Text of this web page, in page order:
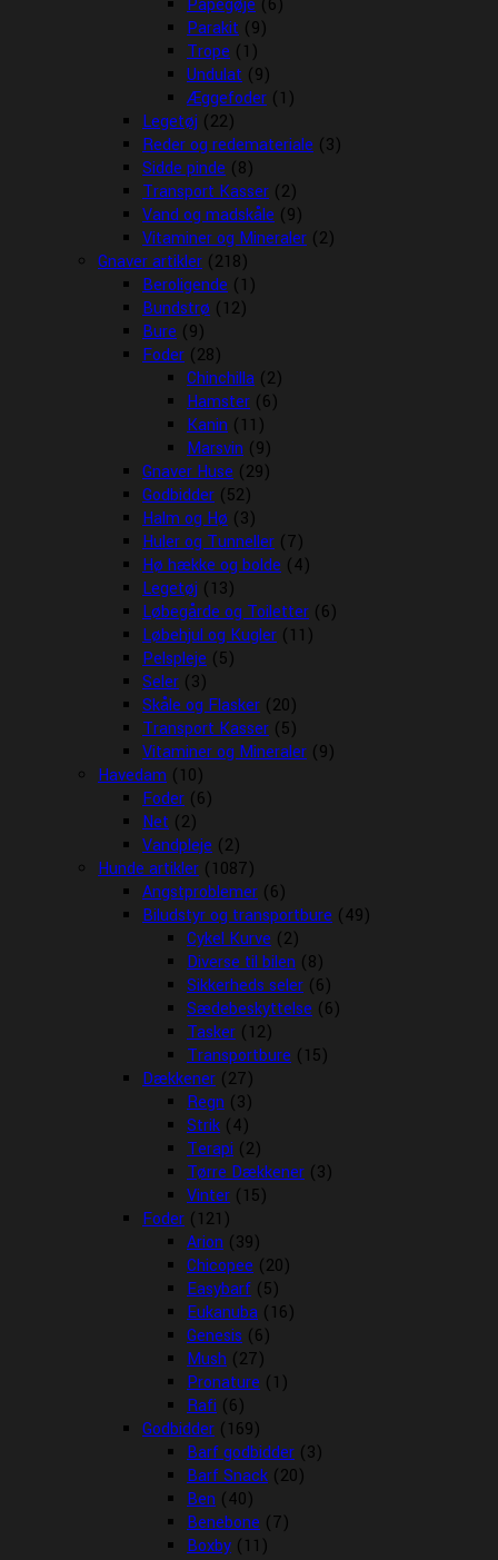
Papegøje (6)
Parakit (9)
Trope (1)
Undulat (9)
Æggefoder (1)
Legetøj (22)
Reder og redemateriale (3)
Sidde pinde (8)
Transport Kasser (2)
Vand og madskåle (9)
Vitaminer og Mineraler (2)
Gnaver artikler (218)
Beroligende (1)
Bundstrø (12)
Bure (9)
Foder (28)
Chinchilla (2)
Hamster (6)
Kanin (11)
Marsvin (9)
Gnaver Huse (29)
Godbidder (52)
Halm og Hø (3)
Huler og Tunneller (7)
Hø hække og bolde (4)
Legetøj (13)
Løbegårde og Toiletter (6)
Løbehjul og Kugler (11)
Pelspleje (5)
Seler (3)
Skåle og Flasker (20)
Transport Kasser (5)
Vitaminer og Mineraler (9)
Havedam (10)
Foder (6)
Net (2)
Vandpleje (2)
Hunde artikler (1087)
Angstproblemer (6)
Biludstyr og transportbure (49)
Cykel Kurve (2)
Diverse til bilen (8)
Sikkerheds seler (6)
Sædebeskyttelse (6)
Tasker (12)
Transportbure (15)
Dækkener (27)
Regn (3)
Strik (4)
Terapi (2)
Tørre Dækkener (3)
Vinter (15)
Foder (121)
Arion (39)
Chicopee (20)
Easybarf (5)
Eukanuba (16)
Genesis (6)
Mush (27)
Pronature (1)
Rafi (6)
Godbidder (169)
Barf godbidder (3)
Barf Snack (20)
Ben (40)
Benebone (7)
Boxby (11)